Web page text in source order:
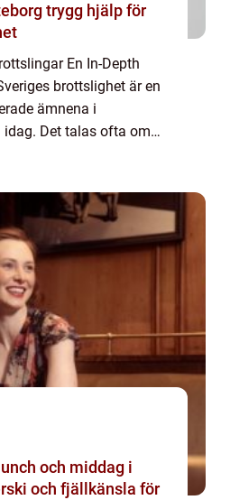
hjälp för
En In-Depth
brottslighet är en
ämnena i
Det talas ofta om
och middag i
och fjällkänsla för